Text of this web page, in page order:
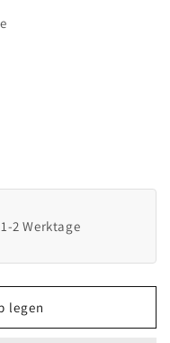
2 Werktage
legen